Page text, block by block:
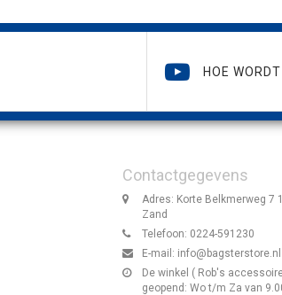
HOE
Contactgegevens
Adres: Korte Belkmerweg 7
Zand
Telefoon: 0224-591230
E-mail: info@bagsterstore.nl
De winkel ( Rob's
geopend: Wo t/m Za van